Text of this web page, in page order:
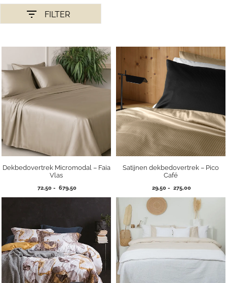
FILTER
Dekbedovertrek Micromodal – Faia
Vlas
72,50 - 679,50Prijsklasse:
Satijnen dekbedovertrek – Pico
Café
29,50 - 275,00Prijsklasse:
275,00